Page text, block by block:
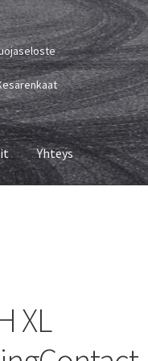
Yhteys
XL